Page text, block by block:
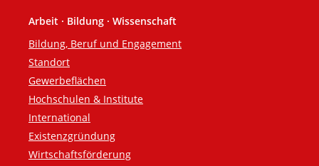
Arbeit · Bildung · Wissenschaft
Bildung, Beruf und Engagement
Standort
Gewerbeflächen
Hochschulen & Institute
International
Existenzgründung
Wirtschaftsförderung